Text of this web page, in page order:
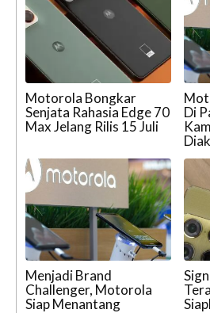
Motorola Bongkar
Senjata Rahasia Edge 70
Max Jelang Rilis 15 Juli
Di
Menjadi Brand
Challenger, Motorola
Siap Menantang